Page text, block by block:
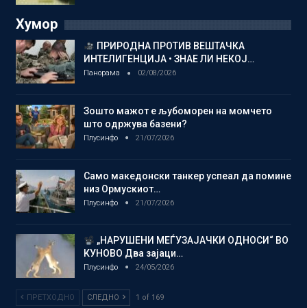
Хумор
ПРИРОДНА ПРОТИВ ВЕШТАЧКА
ИНТЕЛИГЕНЦИЈА • ЗНАЕ ЛИ НЕКОЈ…
Панорама 02/08/2026
Зошто мажот е љубоморен на момчето
што одржува базени?
Плусинфо 21/07/2026
Само македонски танкер успеал да помине
низ Ормускиот…
Плусинфо 21/07/2026
„НАРУШЕНИ МЕЃУЗАЈАЧКИ ОДНОСИ“ ВО
КУНОВО Два зајаци…
Плусинфо 24/05/2026
ПРЕТХОДНО СЛЕДНО 1 of 169